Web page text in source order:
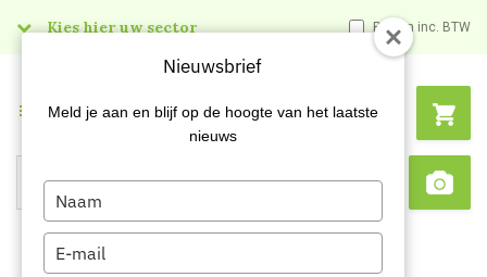
Kies hier uw sector Prijzen inc. BTW
Search
Menu
Nieuwsbrief
Meld je aan en blijf op de hoogte van het laatste
nieuws
Type
your
name
Type
your